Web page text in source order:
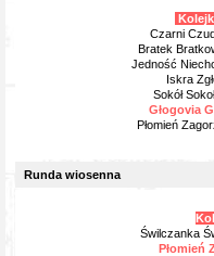
Czarni
Bratek
Jedność
Iskra
Sokół
Głogovia
Płomień
Runda wiosenna
Świlczanka
Płomień